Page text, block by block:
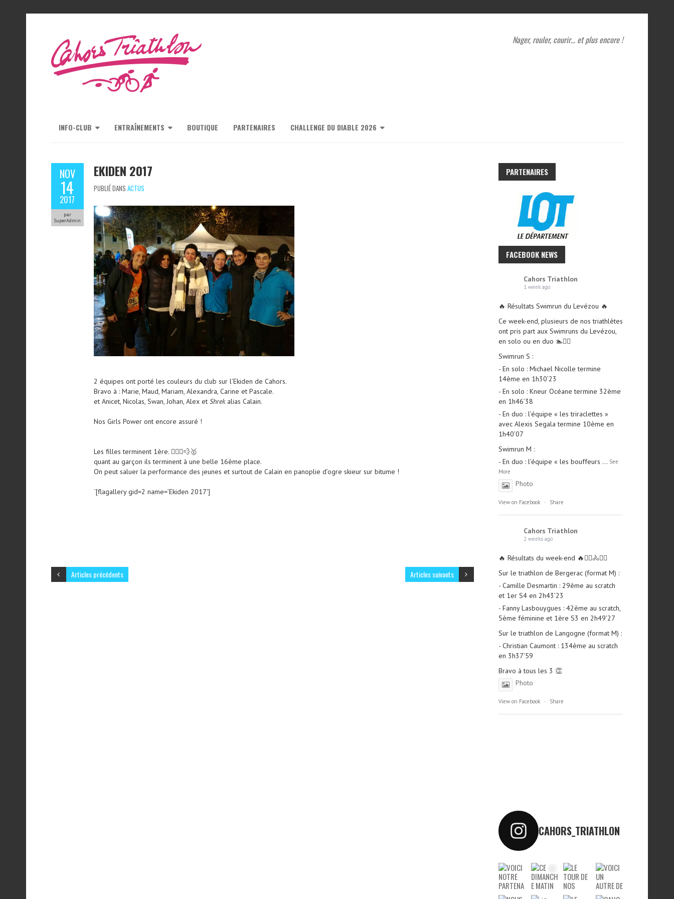
Nager, rouler, courir… et plus encore !
INFO-CLUB ENTRAÎNEMENTS BOUTIQUE PARTENAIRES CHALLENGE DU DIABLE 2026
NOV
14
2017
par
SuperAdmin
EKIDEN 2017
PUBLIÉ DANS ACTUS
2 équipes ont porté les couleurs du club sur l’Ekiden de Cahors.
Bravo à : Marie, Maud, Mariam, Alexandra, Carine et Pascale.
et Anicet, Nicolas, Swan, Johan, Alex et Shrekalias Calain.
Nos Girls Power ont encore assuré !
Les filles terminent 1ère. 🏃🏼‍♀️💨🥇
quant au garçon ils terminent à une belle 16ème place.
On peut saluer la performance des jeunes et surtout de Calain en panoplie d’ogre skieur sur bitume !
`[flagallery gid=2 name=’Ekiden 2017′]
Articles suivants
Articles précédents
PARTENAIRES
FACEBOOK NEWS
Cahors Triathlon
1 week ago
🔥 Résultats Swimrun du Levézou 🔥
Ce week-end, plusieurs de nos triathlètes
ont pris part aux Swimruns du Levézou,
en solo ou en duo 🏊🏃‍♂️
Swimrun S :
- En solo : Michael Nicolle termine
14ème en 1h30’23
- En solo : Kneur Océane termine 32ème
en 1h46’38
- En duo : l’équipe « les triraclettes »
avec Alexis Segala termine 10ème en
1h40’07
Swimrun M :
- En duo : l’équipe « les bouffeurs ... See
More
Photo
View on Facebook · Share
Cahors Triathlon
2 weeks ago
🔥 Résultats du week-end 🔥🏊‍♀️🚴🏃‍♂️
Sur le triathlon de Bergerac (format M) :
- Camille Desmartin : 29ème au scratch
et 1er S4 en 2h43’23
- Fanny Lasbouygues : 42ème au scratch,
5ème féminine et 1ère S3 en 2h49’27
Sur le triathlon de Langogne (format M) :
- Christian Caumont : 134ème au scratch
en 3h37’59
Bravo à tous les 3 👏
Photo
View on Facebook · Share
CAHORS_TRIATHLON